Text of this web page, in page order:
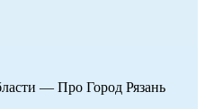
— Про Город Рязань